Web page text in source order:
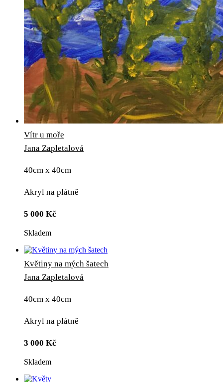
Vítr u moře
Jana Zapletalová
40cm x 40cm
Akryl na plátně
5 000 Kč
Skladem
Květiny na mých šatech
Jana Zapletalová
40cm x 40cm
Akryl na plátně
3 000 Kč
Skladem